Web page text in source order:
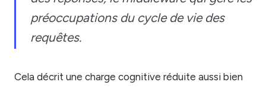
préoccupations du cycle de vie des
requêtes.
Cela décrit une charge cognitive réduite aussi bien